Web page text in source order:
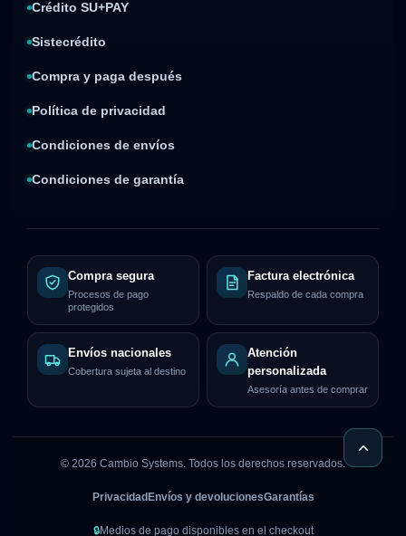
Crédito SU+PAY
Sistecrédito
Compra y paga después
Política de privacidad
Condiciones de envíos
Condiciones de garantía
Compra segura
Procesos de pago
protegidos
Factura electrónica
Respaldo de cada compra
Envíos nacionales
Cobertura sujeta al destino
Atención
personalizada
Asesoría antes de comprar
© 2026 Cambio Systems. Todos los derechos reservados.
Privacidad Envíos y devolucionesGarantías
🔒Medios de pago disponibles en el checkout